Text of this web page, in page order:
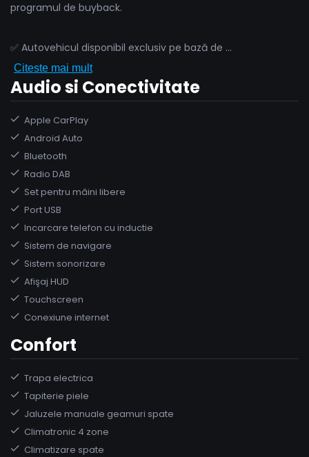
programul de buyback.
✅ Autovehicul disponibil exclusiv pe bază de ...
Citeste mai mult
Audio si Conectivitate
Apple CarPlay
Android Auto
Bluetooth
Radio DAB
Set pentru mâini libere
Port USB
Incarcare telefon cu inductie
Sistem de navigare
Sistem sonorizare
Afişaj HUD
Touchscreen
Conexiune internet
Confort
Trapa electrica
Tapiterie piele
Jaluzele manuale geamuri spate
Climatronic 4 zone
Climatizare spate